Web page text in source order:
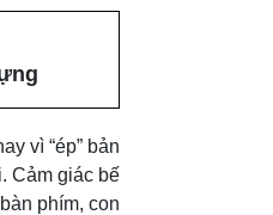
vì “ép” bản
Cảm giác bế
phím, con